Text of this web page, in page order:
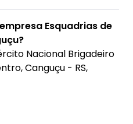
Esquadrias de
Nacional Brigadeiro
Canguçu - RS,